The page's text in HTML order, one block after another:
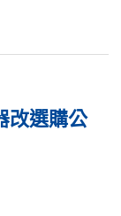
改選購公